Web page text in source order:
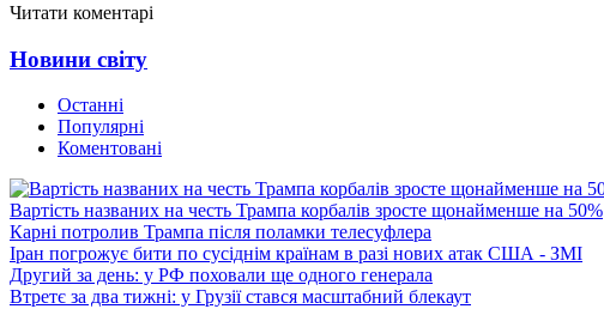
Читати коментарі
Новини світу
Останні
Популярні
Коментовані
Вартість названих на честь Трампа корбалів зросте щонайменше на 50%
Карні потролив Трампа після поламки телесуфлера
Іран погрожує бити по сусіднім країнам в разі нових атак США - ЗМІ
Другий за день: у РФ поховали ще одного генерала
Втретє за два тижні: у Грузії стався масштабний блекаут